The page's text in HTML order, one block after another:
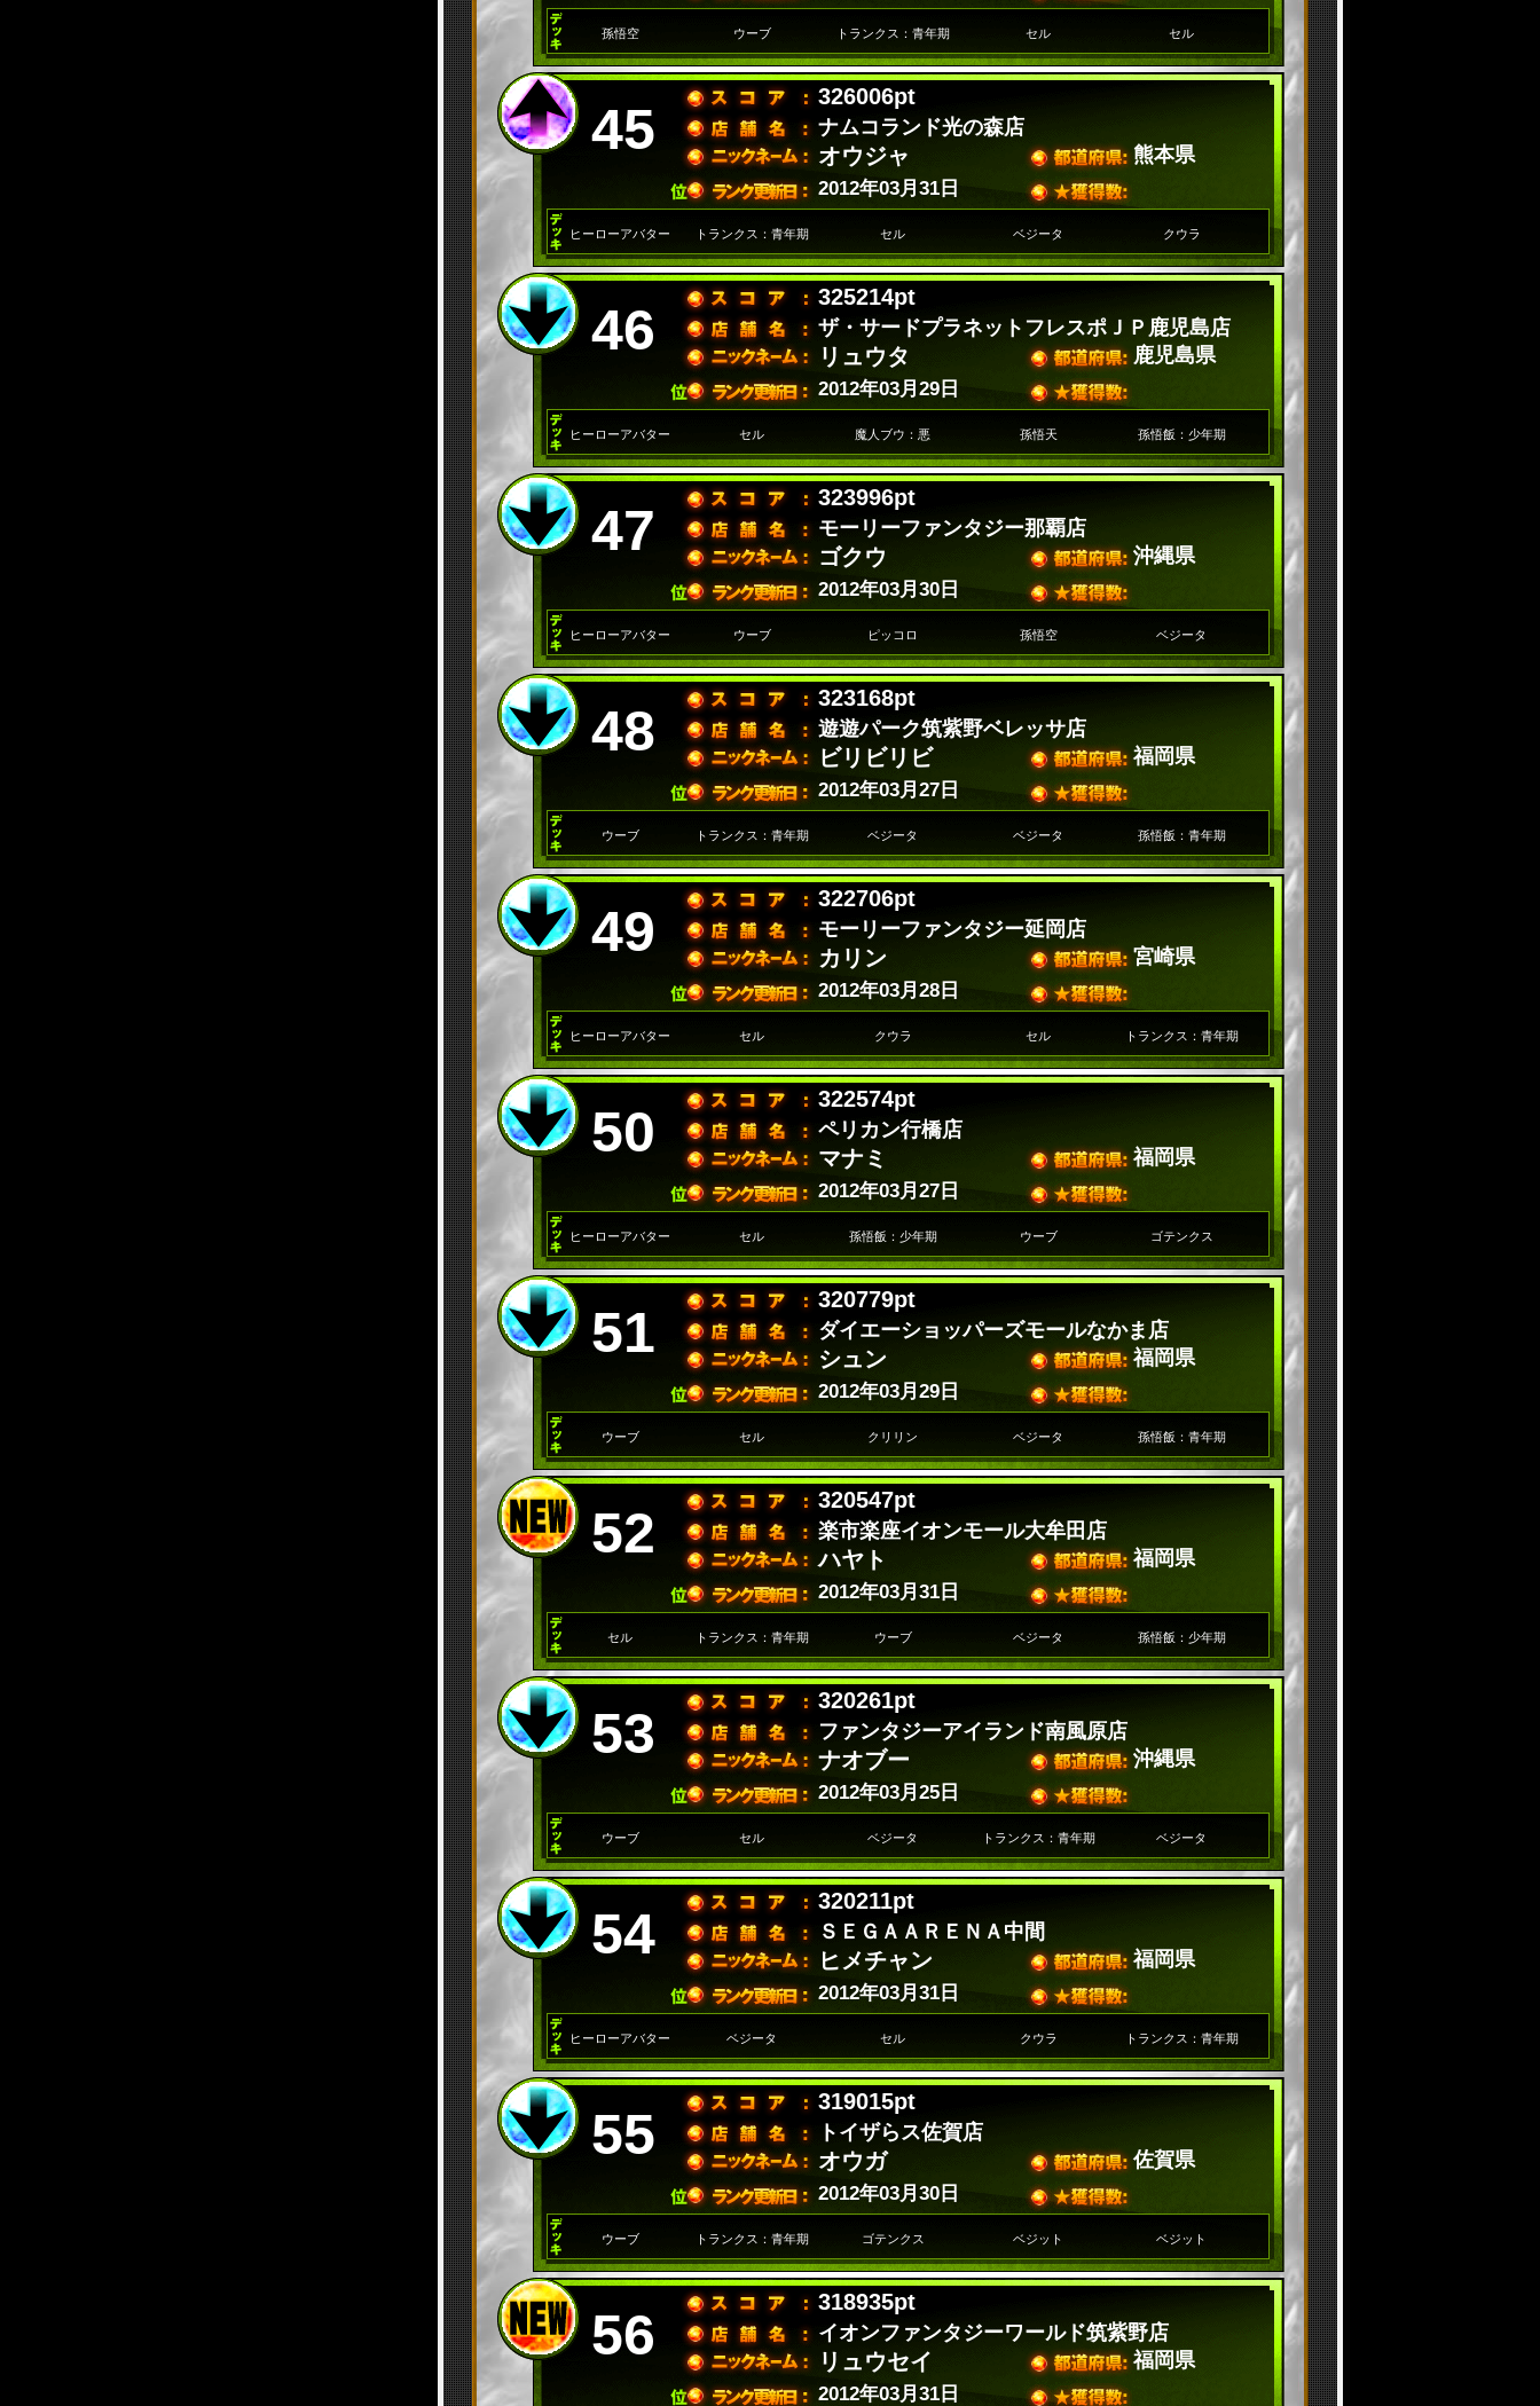
孫悟空 ウーブ トランクス：青年期 セル セル
45
326006pt
ナムコランド光の森店
2012年03月31日
オウジャ 熊本県
ヒーローアバター トランクス：青年期 セル ベジータ クウラ
46
325214pt
ザ・サードプラネットフレスポＪＰ鹿児島店
2012年03月29日
リュウタ 鹿児島県
ヒーローアバター セル 魔人ブウ：悪 孫悟天 孫悟飯：少年期
47
323996pt
モーリーファンタジー那覇店
2012年03月30日
ゴクウ 沖縄県
ヒーローアバター ウーブ ピッコロ 孫悟空 ベジータ
48
323168pt
遊遊パーク筑紫野ベレッサ店
2012年03月27日
ビリビリビ 福岡県
ウーブ トランクス：青年期 ベジータ ベジータ 孫悟飯：青年期
49
322706pt
モーリーファンタジー延岡店
2012年03月28日
カリン 宮崎県
ヒーローアバター セル クウラ セル トランクス：青年期
50
322574pt
ペリカン行橋店
2012年03月27日
マナミ 福岡県
ヒーローアバター セル 孫悟飯：少年期 ウーブ ゴテンクス
51
320779pt
ダイエーショッパーズモールなかま店
2012年03月29日
シュン 福岡県
ウーブ セル クリリン ベジータ 孫悟飯：青年期
52
320547pt
楽市楽座イオンモール大牟田店
2012年03月31日
ハヤト 福岡県
セル トランクス：青年期 ウーブ ベジータ 孫悟飯：少年期
53
320261pt
ファンタジーアイランド南風原店
2012年03月25日
ナオブー 沖縄県
ウーブ セル ベジータ トランクス：青年期 ベジータ
54
320211pt
ＳＥＧＡＡＲＥＮＡ中間
2012年03月31日
ヒメチャン 福岡県
ヒーローアバター ベジータ セル クウラ トランクス：青年期
55
319015pt
トイザらス佐賀店
2012年03月30日
オウガ 佐賀県
ウーブ トランクス：青年期 ゴテンクス ベジット ベジット
56
318935pt
イオンファンタジーワールド筑紫野店
2012年03月31日
リュウセイ 福岡県